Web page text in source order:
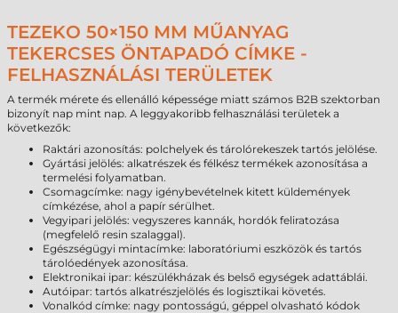
TEZEKO 50×150 MM MŰANYAG
TEKERCSES ÖNTAPADÓ CÍMKE -
FELHASZNÁLÁSI TERÜLETEK
A termék mérete és ellenálló képessége miatt számos B2B szektorban
bizonyít nap mint nap. A leggyakoribb felhasználási területek a
következők:
Raktári azonosítás: polchelyek és tárolórekeszek tartós jelölése.
Gyártási jelölés: alkatrészek és félkész termékek azonosítása a
termelési folyamatban.
Csomagcímke: nagy igénybevételnek kitett küldemények
címkézése, ahol a papír sérülhet.
Vegyipari jelölés: vegyszeres kannák, hordók feliratozása
(megfelelő resin szalaggal).
Egészségügyi mintacímke: laboratóriumi eszközök és tartós
tárolóedények azonosítása.
Elektronikai ipar: készülékházak és belső egységek adattáblái.
Autóipar: tartós alkatrészjelölés és logisztikai követés.
Vonalkód címke: nagy pontosságú, géppel olvasható kódok